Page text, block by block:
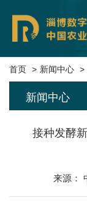
中国农业科学院
本院概况
新闻中心
平台基地
首页 新闻中心
新闻中心
接种发酵
来源：